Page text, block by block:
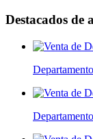
Destacados de